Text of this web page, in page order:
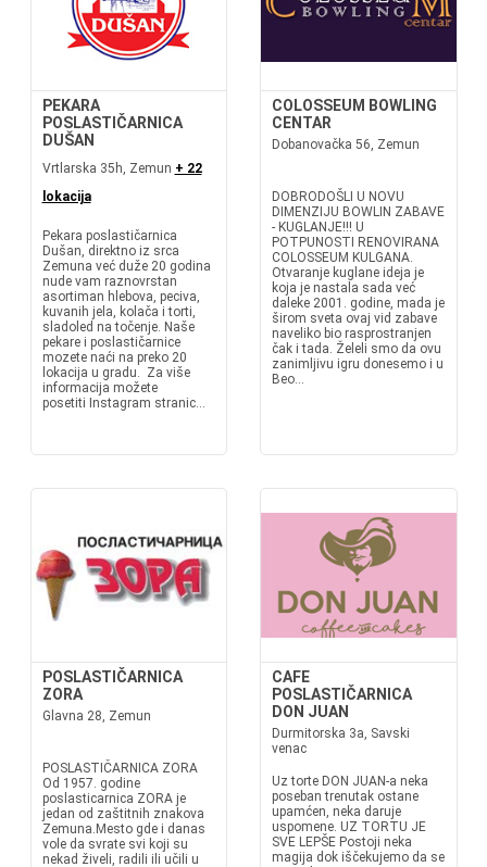
PEKARA
POSLASTIČARNICA
DUŠAN
Vrtlarska 35h, Zemun + 22
lokacija
Pekara poslastičarnica
Dušan, direktno iz srca
Zemuna već duže 20 godina
nude vam raznovrstan
asortiman hlebova, peciva,
kuvanih jela, kolača i torti,
sladoled na točenje. Naše
pekare i poslastičarnice
mozete naći na preko 20
lokacija u gradu. Za više
informacija možete
posetiti Instagram stranic...
COLOSSEUM BOWLING
CENTAR
Dobanovačka 56, Zemun
DOBRODOŠLI U NOVU
DIMENZIJU BOWLIN ZABAVE
- KUGLANJE!!! U
POTPUNOSTI RENOVIRANA
COLOSSEUM KULGANA.
Otvaranje kuglane ideja je
koja je nastala sada već
daleke 2001. godine, mada je
širom sveta ovaj vid zabave
naveliko bio rasprostranjen
čak i tada. Želeli smo da ovu
zanimljivu igru donesemo i u
Beo...
POSLASTIČARNICA
ZORA
Glavna 28, Zemun
POSLASTIČARNICA ZORA
Od 1957. godine
poslasticarnica ZORA je
jedan od zaštitnih znakova
Zemuna.Mesto gde i danas
vole da svrate svi koji su
nekad živeli, radili ili učili u
CAFE
POSLASTIČARNICA
DON JUAN
Durmitorska 3a, Savski
venac
Uz torte DON JUAN-a neka
poseban trenutak ostane
upamćen, neka daruje
uspomene. UZ TORTU JE
SVE LEPŠE Postoji neka
magija dok iščekujemo da se